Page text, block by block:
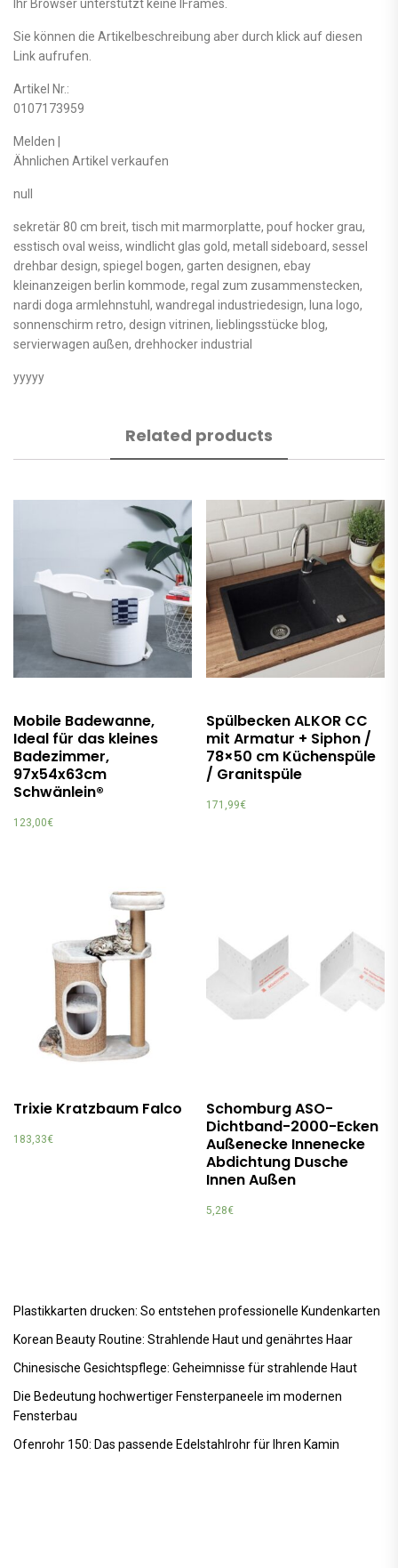
Ihr Browser unterstützt keine IFrames.
Sie können die Artikelbeschreibung aber durch klick auf diesen
Link aufrufen.
Artikel Nr.:
0107173959
Melden |
Ähnlichen Artikel verkaufen
null
sekretär 80 cm breit, tisch mit marmorplatte, pouf hocker grau,
esstisch oval weiss, windlicht glas gold, metall sideboard, sessel
drehbar design, spiegel bogen, garten designen, ebay
kleinanzeigen berlin kommode, regal zum zusammenstecken,
nardi doga armlehnstuhl, wandregal industriedesign, luna logo,
sonnenschirm retro, design vitrinen, lieblingsstücke blog,
servierwagen außen, drehhocker industrial
yyyyy
Related products
Mobile Badewanne,
Ideal für das kleines
Badezimmer,
97x54x63cm
Schwänlein®
123,00€
Spülbecken ALKOR CC
mit Armatur + Siphon /
78×50 cm Küchenspüle
/ Granitspüle
171,99€
Trixie Kratzbaum Falco
183,33€
Schomburg ASO-
Dichtband-2000-Ecken
Außenecke Innenecke
Abdichtung Dusche
Innen Außen
5,28€
Plastikkarten drucken: So entstehen professionelle Kundenkarten
Korean Beauty Routine: Strahlende Haut und genährtes Haar
Chinesische Gesichtspflege: Geheimnisse für strahlende Haut
Die Bedeutung hochwertiger Fensterpaneele im modernen
Fensterbau
Ofenrohr 150: Das passende Edelstahlrohr für Ihren Kamin